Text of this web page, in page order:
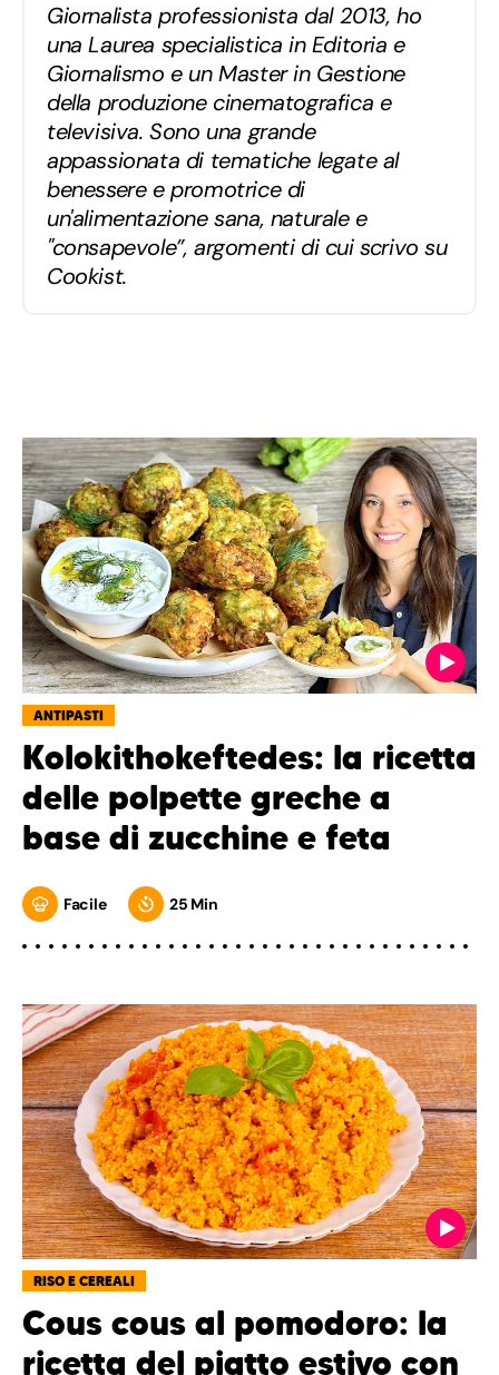
Giornalista professionista dal 2013, ho
una Laurea specialistica in Editoria e
Giornalismo e un Master in Gestione
della produzione cinematografica e
televisiva. Sono una grande
appassionata di tematiche legate al
benessere e promotrice di
un'alimentazione sana, naturale e
"consapevole”, argomenti di cui scrivo su
Cookist.
ANTIPASTI
Kolokithokeftedes: la ricetta
delle polpette greche a
base di zucchine e feta
Facile 25 Min
RISO E CEREALI
Cous cous al pomodoro: la
ricetta del piatto estivo con